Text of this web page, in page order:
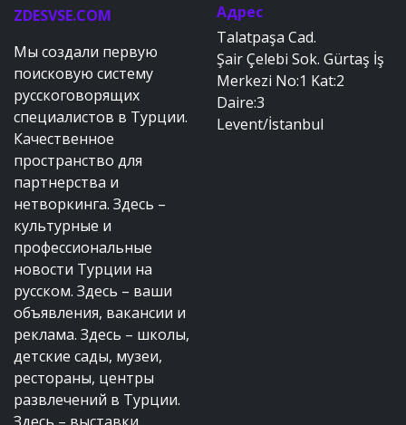
ZDESVSE.COM
Мы создали первую
поисковую систему
русскоговорящих
специалистов в Турции.
Качественное
пространство для
партнерства и
нетворкинга. Здесь –
культурные и
профессиональные
новости Турции на
русском. Здесь – ваши
объявления, вакансии и
реклама. Здесь – школы,
детские сады, музеи,
рестораны, центры
развлечений в Турции.
Адрес
Talatpaşa Cad.
Şair Çelebi Sok. Gürtaş İş
Merkezi No:1 Kat:2
Daire:3
Levent/İstanbul